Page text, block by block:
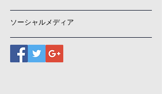
ソーシャルメディア